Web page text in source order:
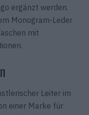
ergänzt werden.
Monogram-Leder
mit
Leiter im
einer Marke für